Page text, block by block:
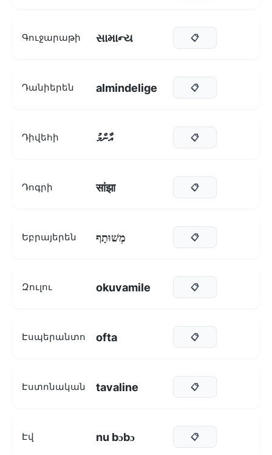
Գուջարաթի સામાન્ય 📋
Դանիերեն almindelige 📋
Դիվեհի އާންމު 📋
Դոգրի सांझा 📋
Եբրայերեն מְשׁוּתָף 📋
Զուլու okuvamile 📋
Էսպերանտո ofta 📋
Էստոնական tavaline 📋
Էվ nu bɔbɔ 📋